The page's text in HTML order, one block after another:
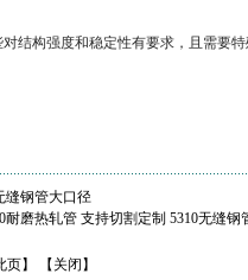
结构强度和稳定性有要求，且需要
缝钢管大口径
耐磨热轧管 支持切割定制 5310无缝钢
页】 【 关闭 】